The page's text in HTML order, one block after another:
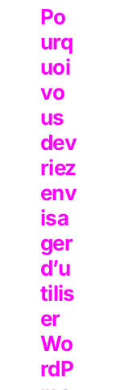
Po
urq
uoi
vo
us
dev
riez
env
isa
ger
d’u
tilis
er
Wo
rdP